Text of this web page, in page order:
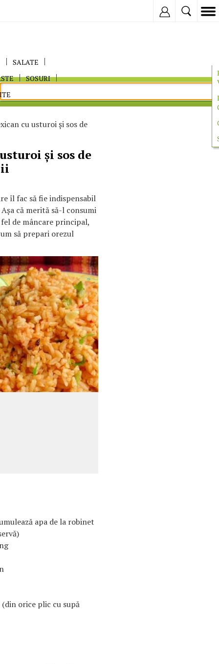
SALATE
SOSURI
cu usturoi şi sos de
şi sos de
îl fac să fie indispensabil
că merită să-l consumi
de mâncare principal,
să prepari orezul
apa de la robinet
orice plic cu supă